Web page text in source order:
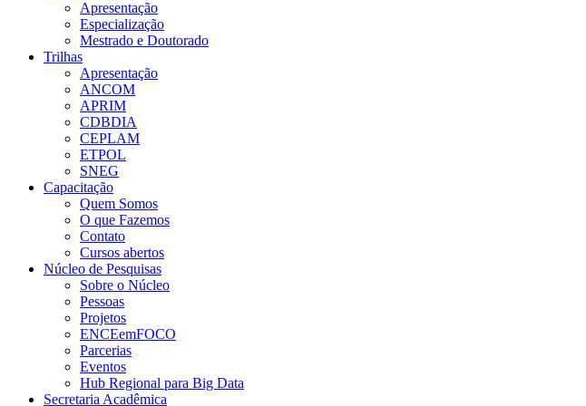
Apresentação
Especialização
Mestrado e Doutorado
Trilhas
Apresentação
ANCOM
APRIM
CDBDIA
CEPLAM
ETPOL
SNEG
Capacitação
Quem Somos
O que Fazemos
Contato
Cursos abertos
Núcleo de Pesquisas
Sobre o Núcleo
Pessoas
Projetos
ENCEemFOCO
Parcerias
Eventos
Hub Regional para Big Data
Secretaria Acadêmica